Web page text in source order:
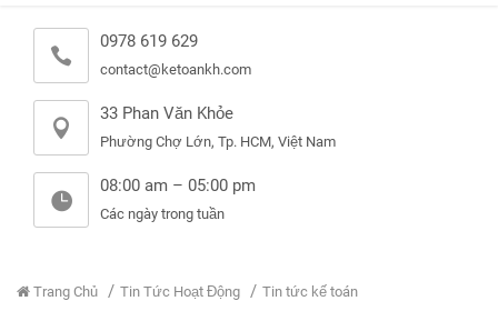
0978 619 629
contact@ketoankh.com
33 Phan Văn Khỏe
Phường Chợ Lớn, Tp. HCM, Việt Nam
08:00 am – 05:00 pm
Các ngày trong tuần
Trang Chủ Tin Tức Hoạt Động Tin tức kế toán